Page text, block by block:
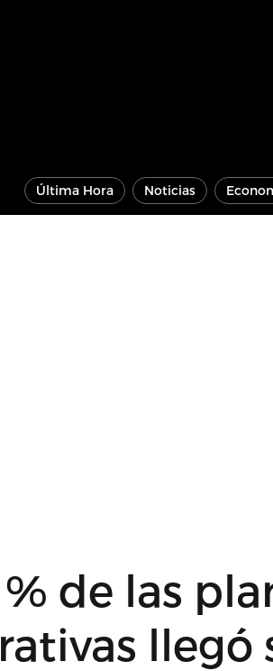
Última Hora Noticias
de las
llegó